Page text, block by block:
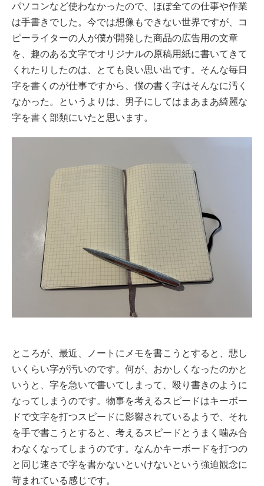
パソコンなど使わなかったので、ほぼ全ての仕事や作業
は手書きでした。今では想像もできない世界ですが、コ
ピーライターの人が僕が開発した商品の広告用の文章
を、趣のある文字でオリジナルの原稿用紙に書いてきて
くれたりしたのは、とても良い思い出です。そんな毎日
字を書くのが仕事ですから、僕の書く字はそんなに汚く
なかった。というよりは、男子にしてはまあまあ綺麗な
字を書く部類にいたと思います。
ところが、最近、ノートにメモを書こうとすると、悲し
いくらい字が汚いのです。何が、おかしくなったのかと
いうと、字を急いで書いてしまって、殴り書きのように
なってしまうのです。物事を考えるスピードはキーボー
ドで文字を打つスピードに影響されているようで、それ
を手で書こうとすると、考えるスピードとうまく噛み合
わなくなってしまうのです。なんかキーボードを打つの
と同じ速さで字を書かないといけないという強迫観念に
苛まれている感じです。